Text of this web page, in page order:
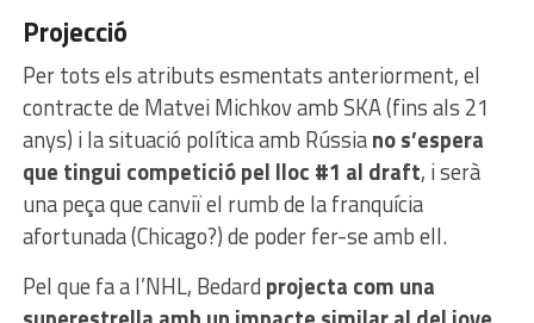
Projecció
Per tots els atributs esmentats anteriorment, el
contracte de Matvei Michkov amb SKA (fins als 21
anys) i la situació política amb Rússiano s’espera
que tingui competició pel lloc #1 al draft, i serà
una peça que canviï el rumb de la franquícia
afortunada (Chicago?) de poder fer-se amb ell.
Pel que fa a l’NHL, Bedard projecta com una